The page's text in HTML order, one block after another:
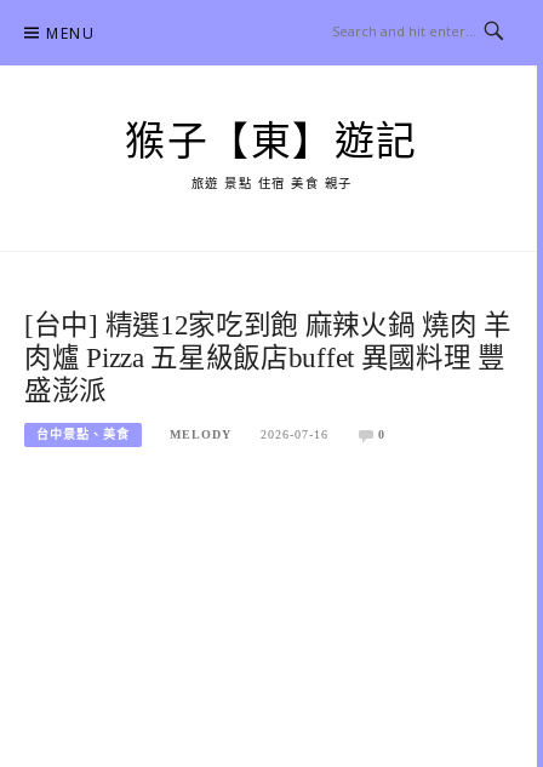
content
MENU
猴子【東】遊記
旅遊 景點 住宿 美食 親子
[台中] 精選12家吃到飽 麻辣火鍋 燒肉 羊
肉爐 Pizza 五星級飯店buffet 異國料理 豐
盛澎派
台中景點、美食 MELODY 2026-07-16 0